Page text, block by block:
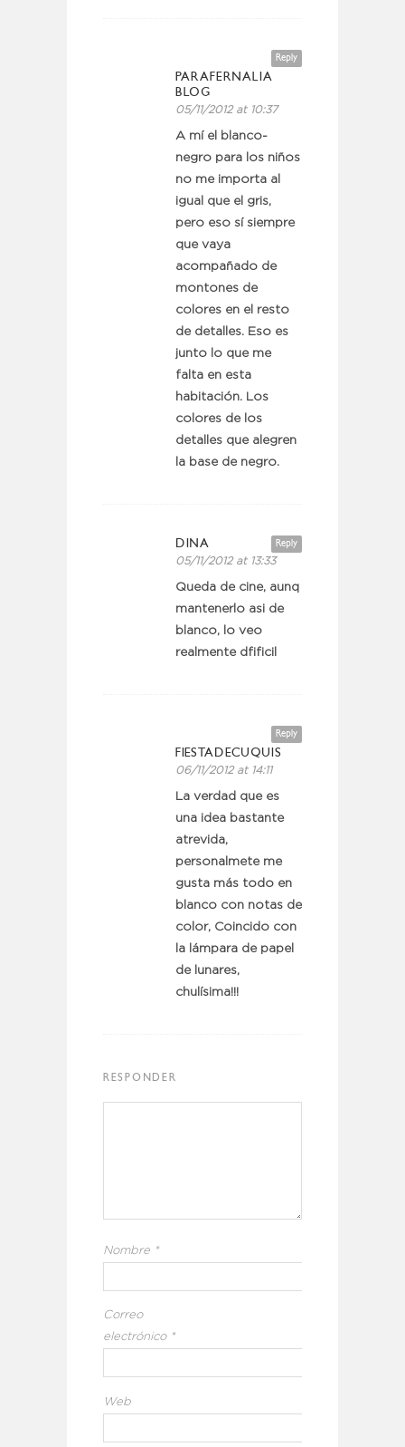
Reply
PARAFERNALIA
BLOG
05/11/2012 at 10:37
A mí el blanco-
negro para los niños
no me importa al
igual que el gris,
pero eso sí siempre
que vaya
acompañado de
montones de
colores en el resto
de detalles. Eso es
junto lo que me
falta en esta
habitación. Los
colores de los
detalles que alegren
la base de negro.
Reply
DINA
05/11/2012 at 13:33
Queda de cine, aunq
mantenerlo asi de
blanco, lo veo
realmente dfificil
Reply
FIESTADECUQUIS
06/11/2012 at 14:11
La verdad que es
una idea bastante
atrevida,
personalmete me
gusta más todo en
blanco con notas de
color, Coincido con
la lámpara de papel
de lunares,
chulísima!!!
RESPONDER
Nombre *
Correo
electrónico *
Web